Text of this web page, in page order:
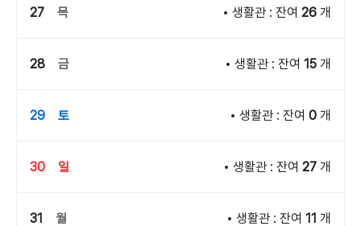
27 목 생활관 : 잔여 26 개
28 금 생활관 : 잔여 15 개
29 토 생활관 : 잔여 0 개
30 일 생활관 : 잔여 27 개
31 월 생활관 : 잔여 11 개